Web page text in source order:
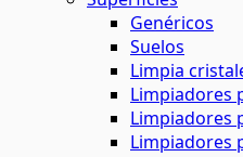
Genéricos
Suelos
Limpia
Limpiadores
Limpiadores
Limpiadores